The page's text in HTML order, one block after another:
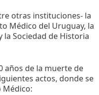
otras instituciones- la
Médico del Uruguay, la
la Sociedad de Historia
años de la muerte de
actos, donde se
Médico: